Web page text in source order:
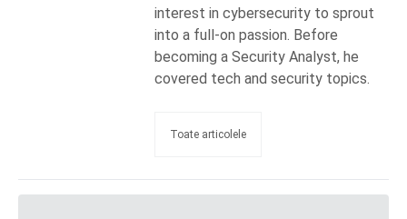
interest in cybersecurity to sprout
into a full-on passion. Before
becoming a Security Analyst, he
covered tech and security topics.
Toate articolele